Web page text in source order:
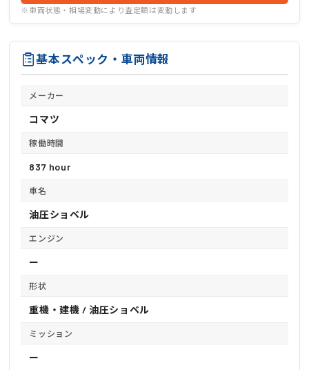
※車両状態・相場変動により査定額は変動します
基本スペック・車両情報
メーカー
コマツ
稼働時間
837 hour
車名
油圧ショベル
エンジン
ー
形状
重機・建機 / 油圧ショベル
ミッション
ー